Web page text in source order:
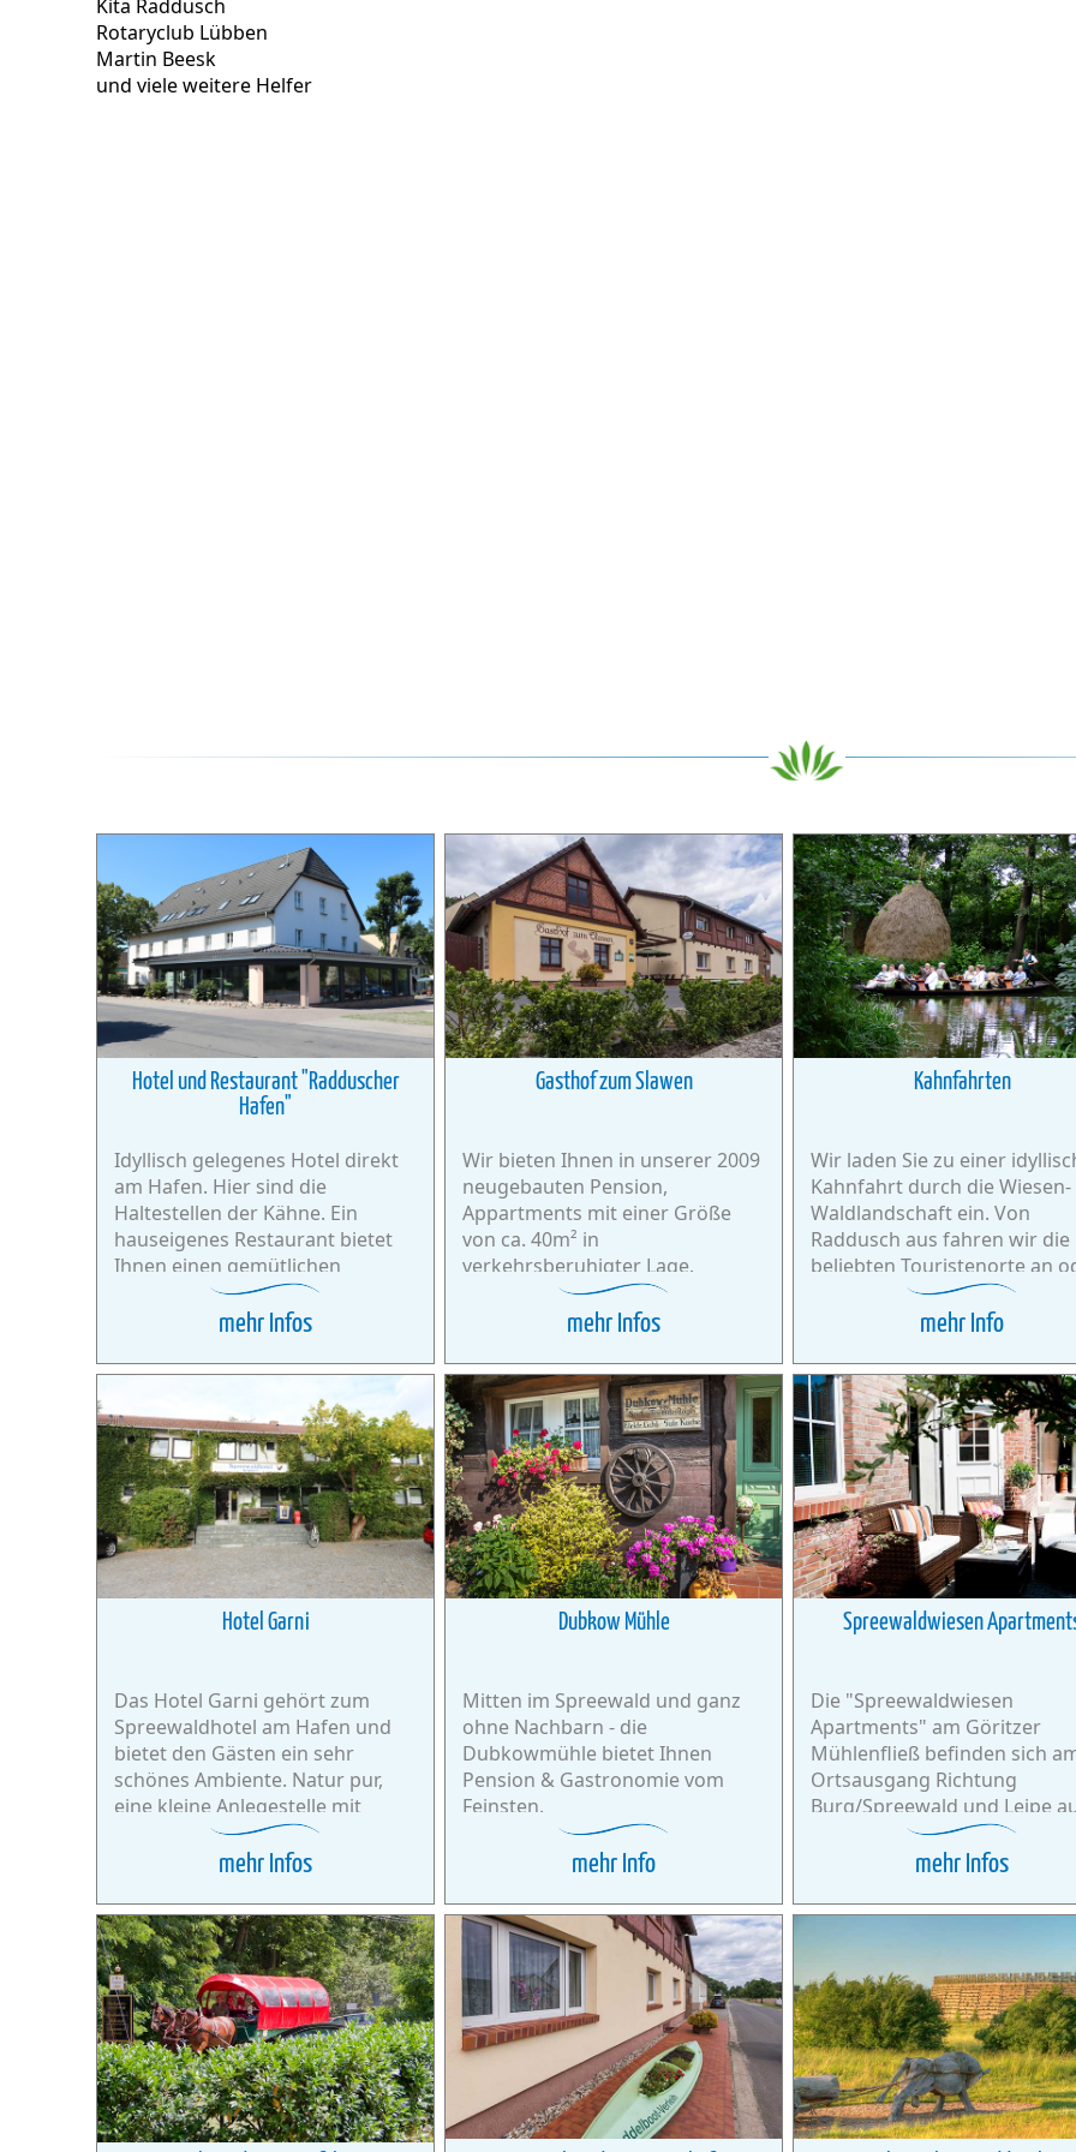
Kita Raddusch
Rotaryclub Lübben
Martin Beesk
und viele weitere Helfer
Hotel und Restaurant "Radduscher
Hafen"
Idyllisch gelegenes Hotel direkt
am Hafen. Hier sind die
Haltestellen der Kähne. Ein
hauseigenes Restaurant bietet
Ihnen einen gemütlichen
Tagesausklang.
mehr Infos
Gasthof zum Slawen
Wir bieten Ihnen in unserer 2009
neugebauten Pension,
Appartments mit einer Größe
von ca. 40m² in
verkehrsberuhigter Lage.
mehr Infos
Kahnfahrten
Wir laden Sie zu einer
Kahnfahrt durch die
Waldlandschaft ein. Von
Raddusch aus fahren wir die
beliebten Touristenorte an
zeigen Ihnen auf einer
die Schönheit des
mehr Info
Hotel Garni
Das Hotel Garni gehört zum
Spreewaldhotel am Hafen und
bietet den Gästen ein sehr
schönes Ambiente. Natur pur,
eine kleine Anlegestelle mit
Paddelbooten.
mehr Infos
Dubkow Mühle
Mitten im Spreewald und ganz
ohne Nachbarn - die
Dubkowmühle bietet Ihnen
Pension & Gastronomie vom
Feinsten.
mehr Info
Spreewaldwiesen
Die "Spreewaldwiesen
Apartments" am Göritzer
Mühlenfließ befinden sich
Ortsausgang Richtung
Burg/Spreewald und Leipe
einem ehemaligen
mehr Infos